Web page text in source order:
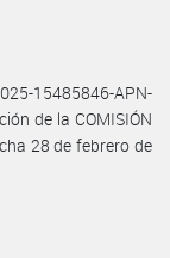
15485846-APN-
de la COMISIÓN
28 de febrero de